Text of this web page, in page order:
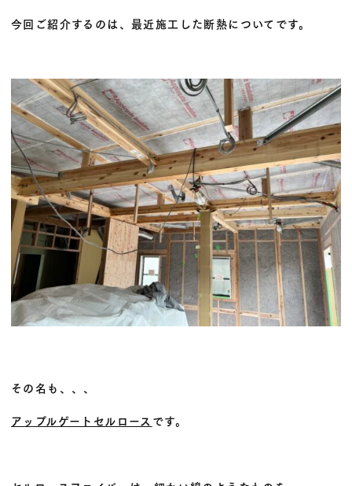
今回ご紹介するのは、最近施工した断熱についてです。
その名も、、、
アップルゲートセルロースです。